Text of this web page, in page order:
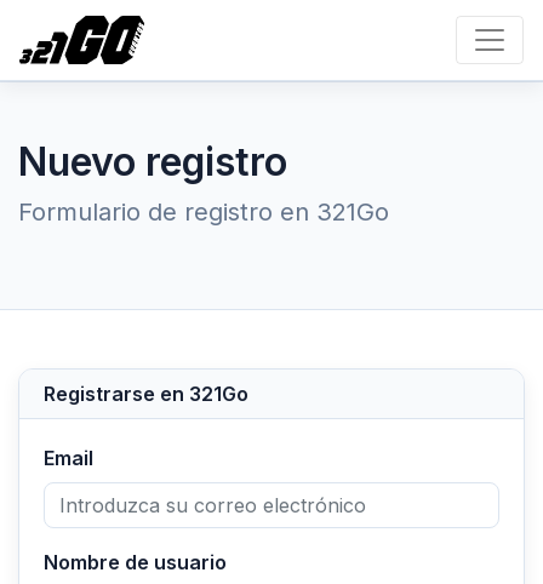
Nuevo registro
Formulario de registro en 321Go
Registrarse en 321Go
Email
Nombre de usuario